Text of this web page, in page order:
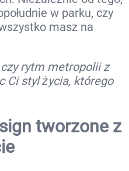
w parku, czy
masz na
rytm metropolii z
Ci styl życia, którego
tworzone z